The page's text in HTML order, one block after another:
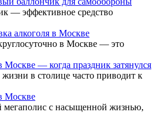
— эффективное средство
алкоголя в Москве
в Москве — это
Москве — когда праздник затянулся
в столице часто приводит к
Москве
с насыщенной жизнью,